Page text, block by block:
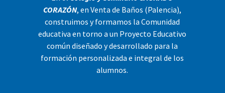
CORAZÓN, en Venta de Baños (Palencia),
construimos y formamos la Comunidad
educativa en torno a un Proyecto Educativo
común diseñado y desarrollado para la
formación personalizada e integral de los
alumnos.